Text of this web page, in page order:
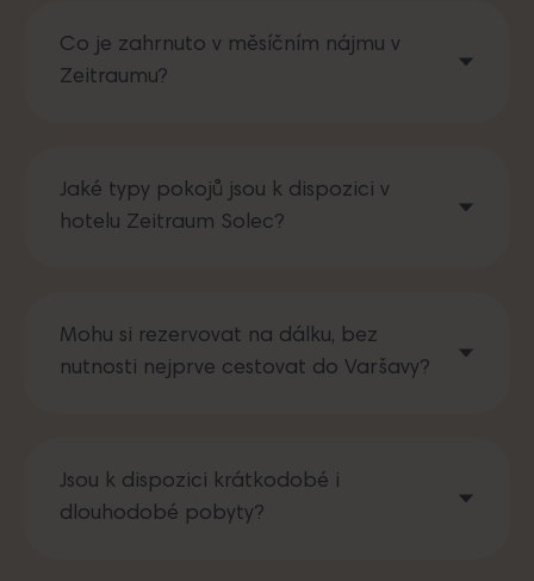
Co je zahrnuto v měsíčním nájmu v
Zeitraumu?
Jaké typy pokojů jsou k dispozici v
hotelu Zeitraum Solec?
Mohu si rezervovat na dálku, bez
nutnosti nejprve cestovat do Varšavy?
Jsou k dispozici krátkodobé i
dlouhodobé pobyty?